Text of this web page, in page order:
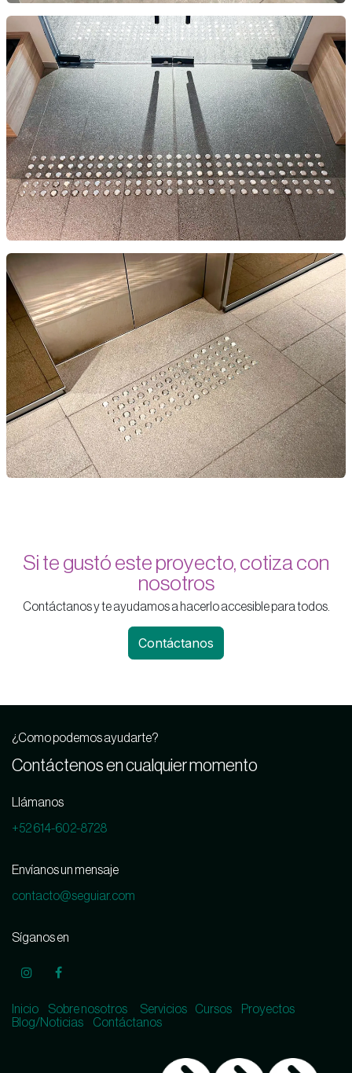
Si te gustó este proyecto, cotiza con
nosotros
Contáctanos y te ayudamos a hacerlo accesible para todos.
Contáctanos
¿Como podemos ayudarte?
Contáctenos en cualquier momento
Llámanos
+52 614-602-8728
Envíanos un mensaje
contacto@seguiar.com
Síganos en
Inicio Sobre nosotros Servicios Cursos
Proyectos
Blog/Noticias
Contáctanos